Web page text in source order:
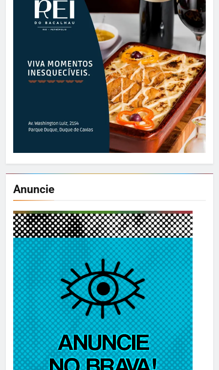
Anuncie